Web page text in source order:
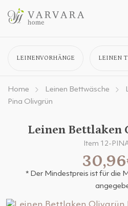
LEINENVORHÄNGE LEINEN
Home Leinen Bettwäsche
Pina Olivgrün
Leinen Bettlaken
Item 12-
* Der Mindestpreis ist für die